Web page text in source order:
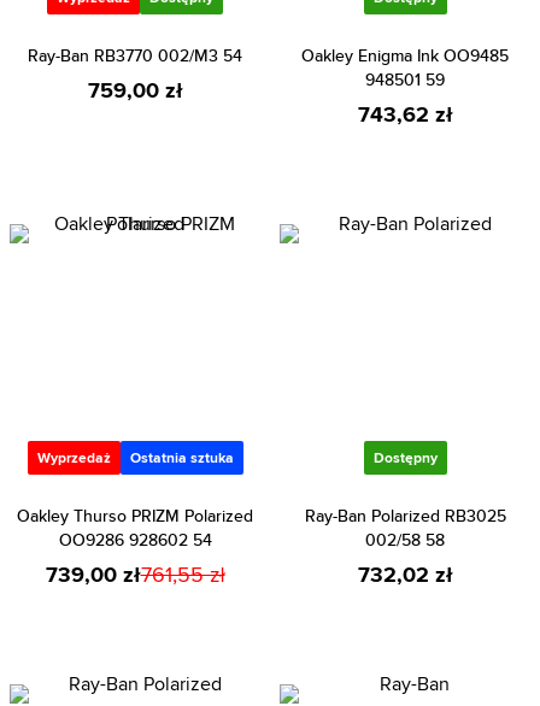
Ray-Ban RB3770 002/M3 54
759,00 zł
Oakley Enigma Ink OO9485
948501 59
743,62 zł
Wyprzedaż Ostatnia sztuka
Oakley Thurso PRIZM Polarized
OO9286 928602 54
739,00 zł761,55 zł
Dostępny
Ray-Ban Polarized RB3025
002/58 58
732,02 zł